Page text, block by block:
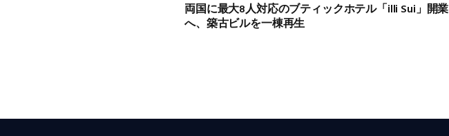
両国に最大8人対応のブティックホテル「illi Sui」開業
へ、築古ビルを一棟再生